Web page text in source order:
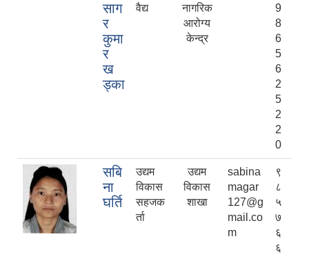
साग
र
कुमा
र
ख
ड्का
वैद्य
नागरिक
आरोग्य
केन्द्र
9
8
6
5
6
2
5
2
2
0
सबि
ना
घर्ति
उद्यम
विकास
सहजक
र्ता
उद्यम
विकास
शाखा
sabina
magar
127@g
mail.co
m
९
८
५
७
६
६